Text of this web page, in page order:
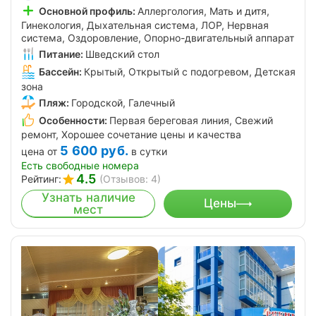
Основной профиль: Аллергология, Мать и дитя,
Гинекология, Дыхательная система, ЛОР, Нервная
система, Оздоровление, Опорно-двигательный аппарат
Питание: Шведский стол
Бассейн: Крытый, Открытый с подогревом, Детская
зона
Пляж: Городской, Галечный
Особенности: Первая береговая линия, Свежий
ремонт, Хорошее сочетание цены и качества
цена от 5 600 руб. в сутки
Есть свободные номера
Рейтинг:
4.5 (Отзывов: 4)
Узнать наличие
мест
Цены